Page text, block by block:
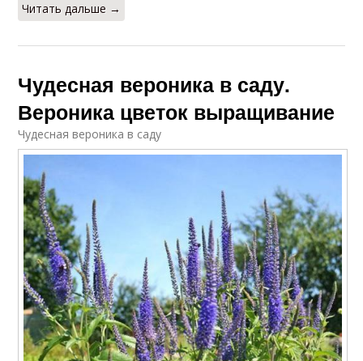
Читать дальше →
Чудесная вероника в саду.
Вероника цветок выращивание
Чудесная вероника в саду